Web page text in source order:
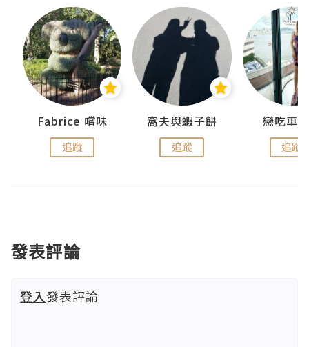
Fabrice 嚐味
追蹤
窩夫與蝦子餅
追蹤
戀吃車
追蹤
發表評論
登入發表評論